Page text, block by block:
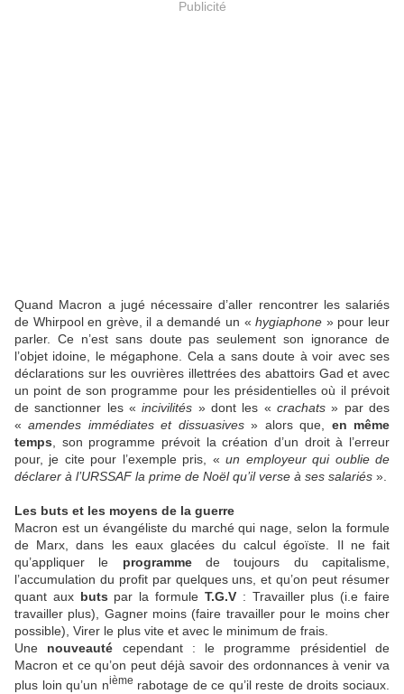
Publicité
Quand Macron a jugé nécessaire d’aller rencontrer les salariés
de Whirpool en grève, il a demandé un «hygiaphone » pour leur
parler. Ce n’est sans doute pas seulement son ignorance de
l’objet idoine, le mégaphone. Cela a sans doute à voir avec ses
déclarations sur les ouvrières illettrées des abattoirs Gad et avec
un point de son programme pour les présidentielles où il prévoit
de sanctionner les «incivilités » dont les «crachats » par des
«amendes immédiates et dissuasives» alors que, en même
temps , son programme prévoit la création d’un droit à l’erreur
pour, je cite pour l’exemple pris, «un employeur qui oublie de
déclarer à l’URSSAF la prime de Noël qu’il verse à ses salariés ».
Les buts et les moyens de la guerre
Macron est un évangéliste du marché qui nage, selon la formule
de Marx, dans les eaux glacées du calcul égoïste. Il ne fait
qu’appliquer le programmede toujours du capitalisme,
l’accumulation du profit par quelques uns, et qu’on peut résumer
quant aux buts par la formule T.G.V: Travailler plus (i.e faire
travailler plus), Gagner moins (faire travailler pour le moins cher
possible), Virer le plus vite et avec le minimum de frais.
Une nouveauté cependant : le programme présidentiel de
Macron et ce qu’on peut déjà savoir des ordonnances à venir va
plus loin qu’un nième rabotage de ce qu’il reste de droits sociaux.